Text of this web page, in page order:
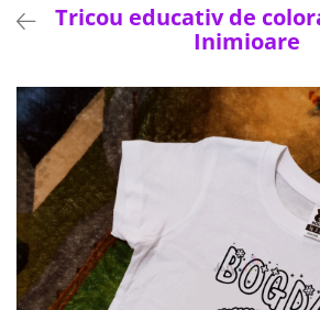
Tricou educativ de
Inimioare